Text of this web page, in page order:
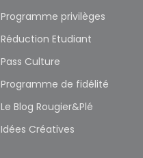
Programme privilèges
Réduction Etudiant
Pass Culture
Programme de fidélité
Le Blog Rougier&Plé
Idées Créatives